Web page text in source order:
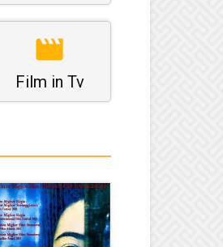
Film in Tv